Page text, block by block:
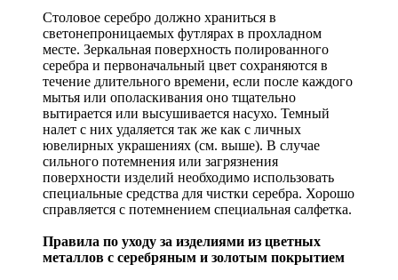
Столовое серебро должно храниться в
светонепроницаемых футлярах в прохладном
месте. Зеркальная поверхность полированного
серебра и первоначальный цвет сохраняются в
течение длительного времени, если после каждого
мытья или ополаскивания оно тщательно
вытирается или высушивается насухо. Темный
налет с них удаляется так же как с личных
ювелирных украшениях (см. выше). В случае
сильного потемнения или загрязнения
поверхности изделий необходимо использовать
специальные средства для чистки серебра. Хорошо
справляется с потемнением специальная салфетка.
Правила по уходу за изделиями из цветных
металлов с серебряным и золотым покрытием